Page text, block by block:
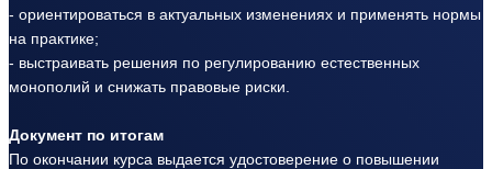
- ориентироваться в актуальных изменениях и применять нормы
на практике;
- выстраивать решения по регулированию естественных
монополий и снижать правовые риски.
Документ по итогам
По окончании курса выдается удостоверение о повышении